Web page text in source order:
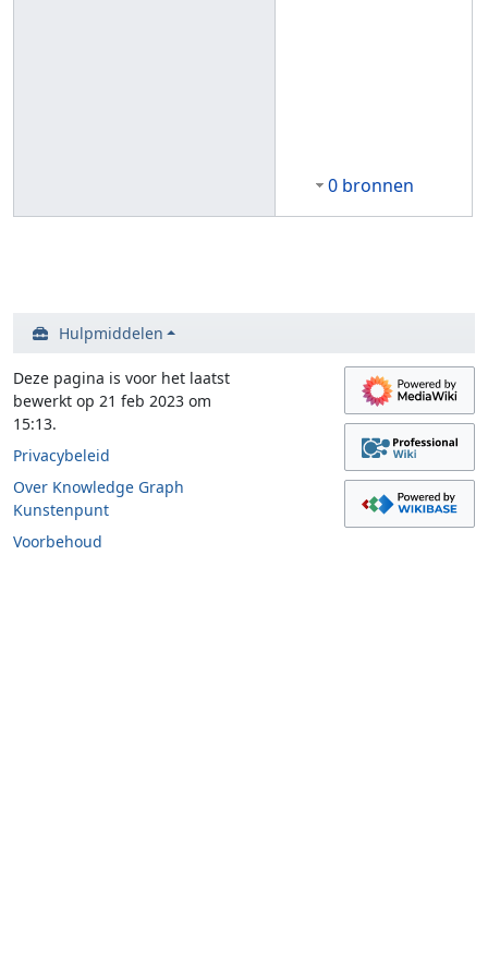
0 bronnen
Hulpmiddelen
Deze pagina is voor het laatst
bewerkt op 21 feb 2023 om
15:13.
Privacybeleid
Over Knowledge Graph
Kunstenpunt
Voorbehoud